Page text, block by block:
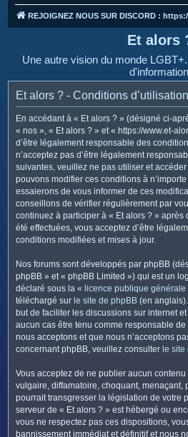
REJOIGNEZ NOUS SUR DISCORD :
Et alors
Une autre vision du monde
Et alors ? - Conditions d’utilisation
En accédant à « Et alors ? » (désigné ci-
« nos », « Et alors ? » et « https://www.et-
d’être légalement responsable des
n’acceptez pas d’être légalement
suivantes, veuillez ne pas utiliser et
pouvons modifier ces conditions à
essaierons de vous informer de ces
conseillons de vérifier régulièrement par
continuez à participer à « Et alors ? »
été effectuées, vous acceptez d’être
conditions modifiées et mises à jour.
Nos forums sont développés par phpBB
phpBB » et « phpBB Limited ») qui est un
déclaré sous la « licence publique générale
téléchargé sur le site de phpBB (en
but de faciliter les discussions sur internet
aucun cas être tenu comme responsable
nous acceptons et que nous n’acceptons
concernant phpBB, veuillez consulter le
Vous acceptez de ne publier aucun
vulgaire, diffamatoire, choquant, menaçant,
pourrait transgresser la législation de votre
serveur de « Et alors ? » est hébergé ou
vous ne respectez pas ces dispositions,
bannissement immédiat et définitif et nous